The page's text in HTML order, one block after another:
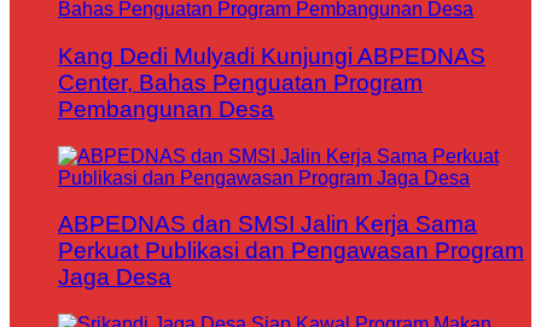
Kang Dedi Mulyadi Kunjungi ABPEDNAS
Center, Bahas Penguatan Program
Pembangunan Desa
ABPEDNAS dan SMSI Jalin Kerja Sama
Perkuat Publikasi dan Pengawasan Program
Jaga Desa